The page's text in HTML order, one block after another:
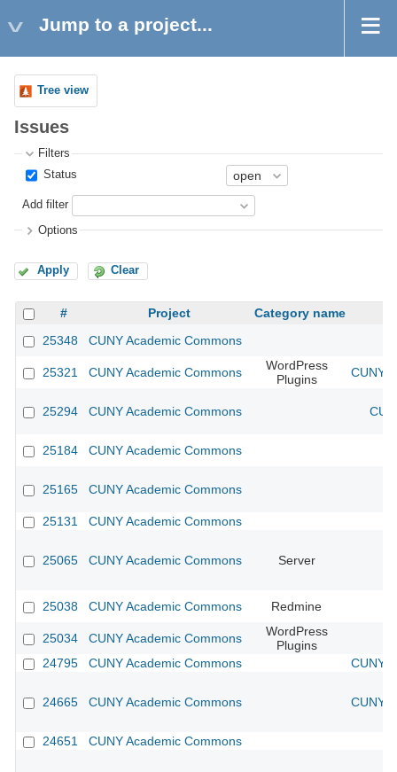
Jump to a project...
Tree view
Issues
Filters
Status
Add filter
Options
Apply Clear
# Project
Category name
25348
CUNY Academic Commons
25321 CUNY Academic Commons
WordPress
Plugins
CUNY
25294 CUNY Academic Commons
25184 CUNY Academic Commons
25165 CUNY Academic Commons
25131 CUNY Academic Commons
25065 CUNY Academic Commons Server
25038 CUNY Academic Commons Redmine
25034 CUNY Academic Commons
WordPress
Plugins
24795
CUNY Academic Commons CUNY
24665 CUNY Academic Commons CUNY
24651 CUNY Academic Commons